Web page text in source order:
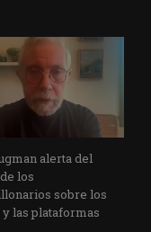
alerta del
los
sobre los
las plataformas